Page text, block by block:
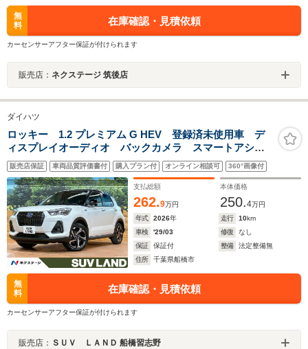
無
料
在庫確認・見積依頼
カーセンサーアフター保証が付けられます
販売店： ネクステージ 筑後店
ダイハツ
ロッキー 1.2 プレミアム G HEV 登録済未使用車 デ
ィスプレイオーディオ バックカメラ スマートアシス
ト レーダークルーズ コーナーセンサー シートヒー
ター LEDヘッド 純正17インチアルミ フルセグ
Bluetooth接続
販売店保証 車両品質評価書付 購入プラン付 オンライン相談可 360°画像付
支払総額
262.9万円
本体価格
250.4万円
年式
2026年 走行 10km
車検
'29/03 修復
なし
保証
保証付 整備
法定整備無
住所
千葉県船橋市
無
料
在庫確認・見積依頼
カーセンサーアフター保証が付けられます
販売店： ＳＵＶ ＬＡＮＤ 船橋習志野